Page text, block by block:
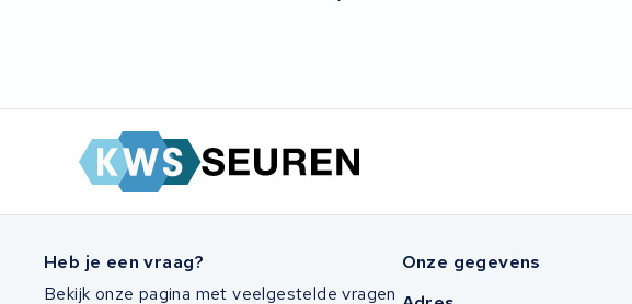
Heb je een vraag?
Bekijk onze pagina met veelgestelde vragen
Onze gegevens